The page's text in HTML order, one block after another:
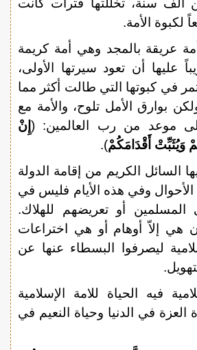
ألف سنة، تخللتها فترات كانت
لكبوة الأمة.
أمة عريقة بالمجد وهي أمة كريمة
عليها أن تعود سيرتها الأولى،
في كبوتها التي طالت أكثر مما
بوارق الأمل تلوح، والأمة مع
موعد من رب العالمين: ( إِنْ
وَيُثَبِّتْ أَقْدَامَكُمْ).
السائل الكريم من إقامة الدولة
الأحوال وفي هذه الأيام فليس في
أو تعريضهم للهلاك.
هي إلاّ أوهام أو هي اختراعات
ليصرفوا البسطاء عنها عن
فيه الحياة للامة الإسلامية
العزة في الدنيا وحياة النعيم في